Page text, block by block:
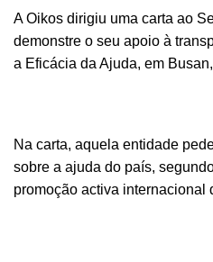
A Oikos dirigiu uma carta ao
demonstre o seu apoio à
a Eficácia da Ajuda, em
Na carta, aquela entidade
sobre a ajuda do país,
promoção activa internacional